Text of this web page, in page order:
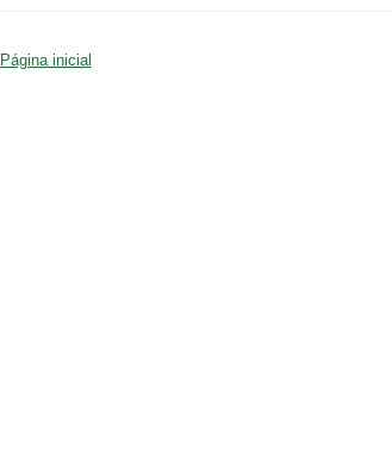
Página inicial